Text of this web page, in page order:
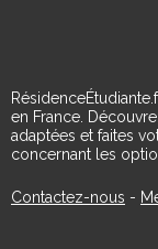
en France.
adaptées et faites
concernant les
Contactez-nous -